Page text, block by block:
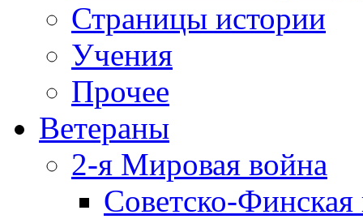
Страницы истории
Учения
Прочее
Ветераны
2-я Мировая война
Советско-